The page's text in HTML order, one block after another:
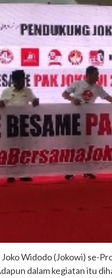
Widodo (Jokowi) se-
dalam kegiatan itu